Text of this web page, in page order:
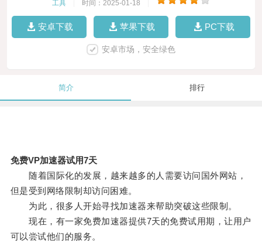
工具 时间：2025-01-18
安卓下载 苹果下载 PC下载
安卓市场，安全绿色
简介 排行
免费VP加速器试用7天
随着国际化的发展，越来越多的人需要访问国外网站，
但是受到网络限制却访问困难。
为此，很多人开始寻找加速器来帮助突破这些限制。
现在，有一家免费加速器提供7天的免费试用期，让用户
可以尝试他们的服务。